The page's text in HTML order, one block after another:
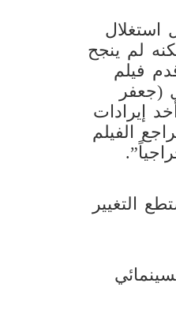
استغلال
لم ينجح
فيلم
(جعفر
إيرادات
تراجع الفيلم
التغيير